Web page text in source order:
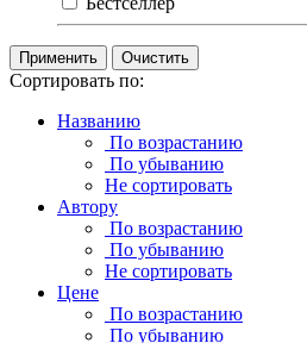
Очистить
Сортировать по:
Названию
По возрастанию
По убыванию
Не сортировать
Автору
По возрастанию
По убыванию
Не сортировать
Цене
По возрастанию
По убыванию